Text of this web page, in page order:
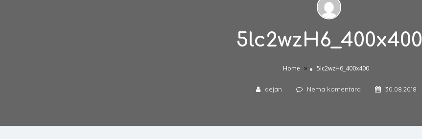
5lc2wzH6_400x400
Home » 5lc2wzH6_400x400
dejan Nema komentara 30.08.2018